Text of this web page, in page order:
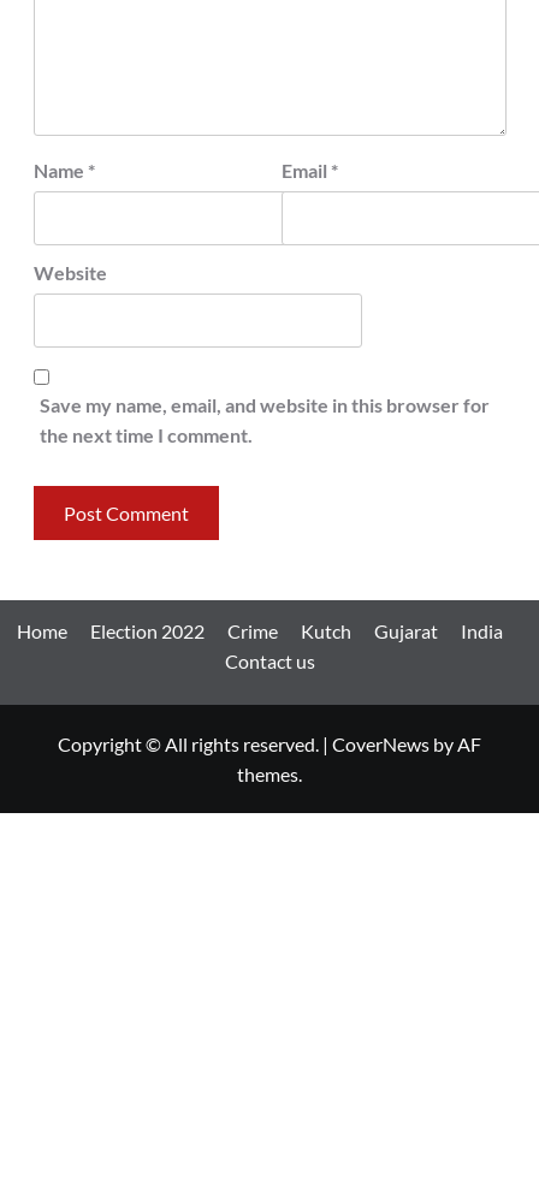
Name * Email *
Website
Save my name, email, and website in this browser for
the next time I comment.
Home Election 2022 Crime Kutch Gujarat
India
Contact us
Copyright © All rights reserved. | CoverNews by AF
themes.